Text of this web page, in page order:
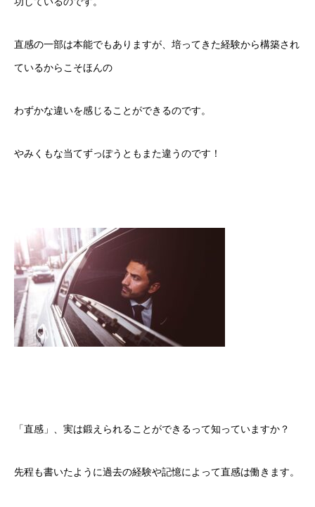
ソフィアについて
ソフィアが手掛ける事業
直感の一部は本能でもありますが、培ってきた経験から構築され
ているからこそほんの
わずかな違いを感じることができるのです。
やみくもな当てずっぽうともまた違うのです！
「直感」、実は鍛えられることができるって知っていますか？
先程も書いたように過去の経験や記憶によって直感は働きます。